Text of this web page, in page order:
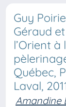
Guy
Géraud
l’Orient
Québec,
Laval,
Amandine